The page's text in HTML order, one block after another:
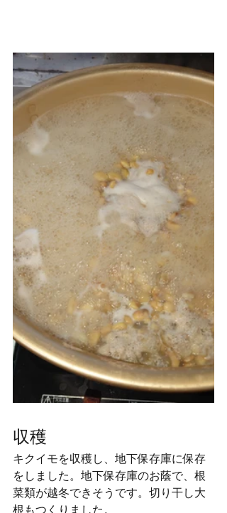
収穫
キクイモを収穫し、地下保存庫に保存
をしました。地下保存庫のお蔭で、根
菜類が越冬できそうです。切り干し大
根もつくりました。